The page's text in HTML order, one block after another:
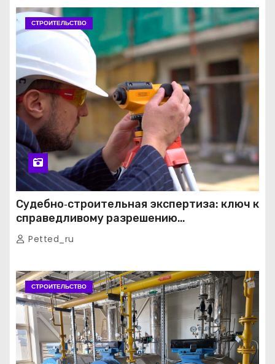
СТРОИТЕЛЬСТВО
Судебно‑строительная экспертиза: ключ к
справедливому разрешению
строительных споров
Petted_ru
СТРОИТЕЛЬСТВО